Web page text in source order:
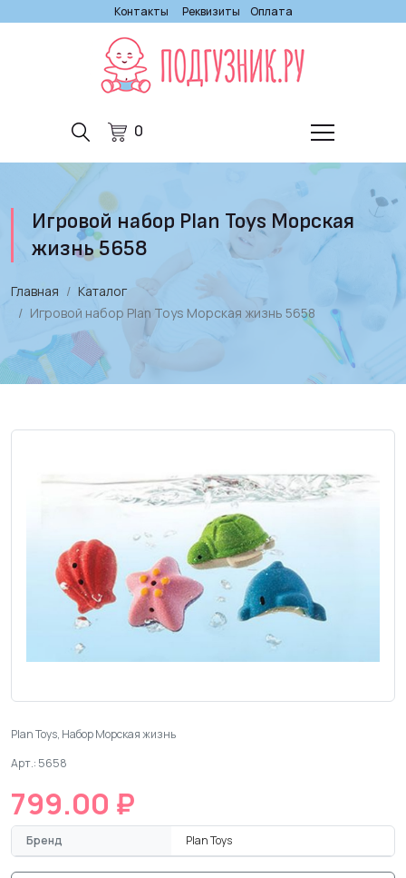
Контакты Реквизиты Оплата
0
Игровой набор Plan Toys Морская
жизнь 5658
Главная
Каталог
Игровой набор Plan Toys Морская жизнь 5658
Plan Toys, Набор Морская жизнь
Арт.: 5658
799.00 ₽
Бренд Plan Toys